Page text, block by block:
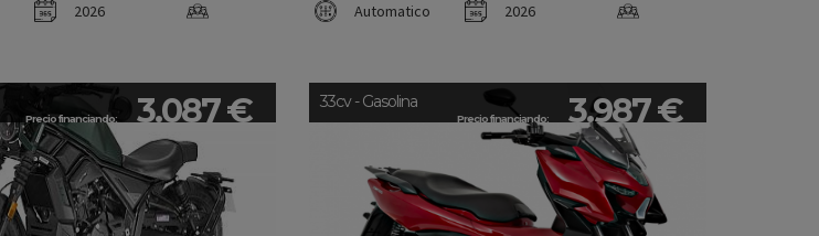
2026
Automatico
2026
Precio financiando: 3.087 € Precio financiando: 3.987 €
33cv - Gasolina